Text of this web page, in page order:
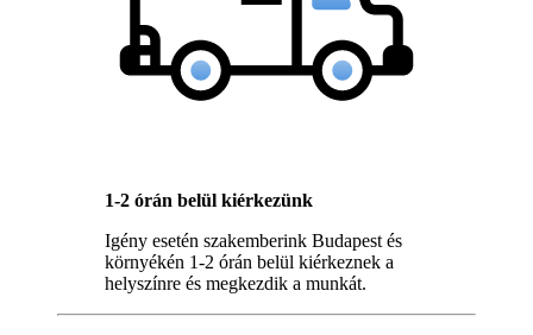
1-2 órán belül kiérkezünk
Igény esetén szakemberink Budapest és
környékén 1-2 órán belül kiérkeznek a
helyszínre és megkezdik a munkát.